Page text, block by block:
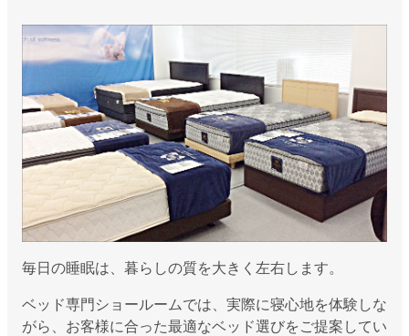
毎日の睡眠は、暮らしの質を大きく左右します。
ベッド専門ショールームでは、実際に寝心地を体験しな
がら、お客様に合った最適なベッド選びをご提案してい